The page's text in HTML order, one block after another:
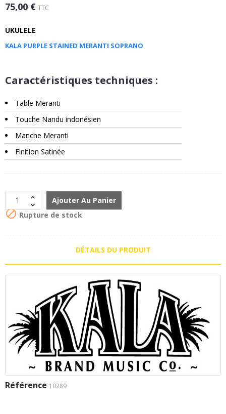
75,00 € TTC
UKULELE
KALA PURPLE STAINED MERANTI SOPRANO
Caractéristiques techniques :
Table Meranti
Touche Nandu indonésien
Manche Meranti
Finition Satinée
Ajouter Au Panier
 Rupture de stock
DÉTAILS DU PRODUIT
Référence 10289